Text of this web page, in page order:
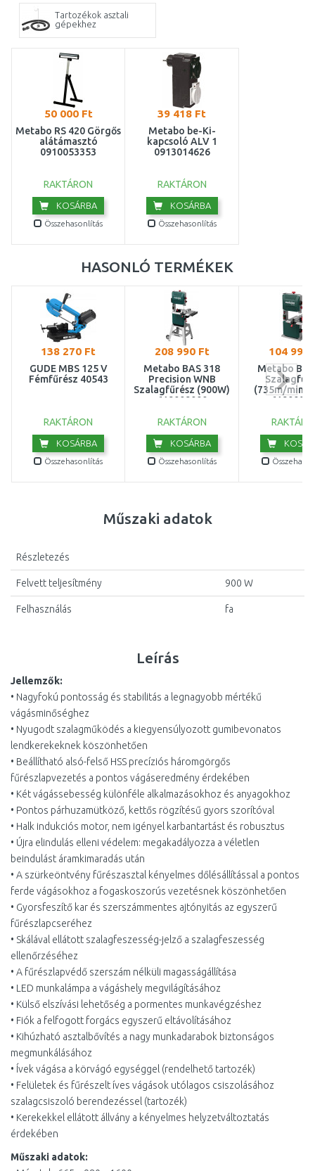
Tartozékok asztali
gépekhez
50 000 Ft
Metabo RS 420 Görgős
alátámasztó
0910053353
RAKTÁRON
KOSÁRBA
Összehasonlítás
39 418 Ft
Metabo be-Ki-
kapcsoló ALV 1
0913014626
RAKTÁRON
KOSÁRBA
Összehasonlítás
HASONLÓ TERMÉKEK
138 270 Ft
GÜDE MBS 125 V
Fémfűrész 40543
RAKTÁRON
KOSÁRBA
Összehasonlítás
208 990 Ft
Metabo BAS 318
Precision WNB
Szalagfűrész (900W)
619009000
RAKTÁRON
KOSÁRBA
Összehasonlítás
104 990
Metabo
(735m/min/
Leírás
Jellemzők:
• Nagyfokú pontosság és stabilitás a legnagyobb mértékű
vágásminőséghez
• Nyugodt szalagműködés a kiegyensúlyozott gumibevonatos
lendkerekeknek köszönhetően
• Beállítható alsó-felső HSS precíziós háromgörgős
fűrészlapvezetés a pontos vágáseredmény érdekében
• Két vágássebesség különféle alkalmazásokhoz és anyagokhoz
• Pontos párhuzamütköző, kettős rögzítésű gyors szorítóval
• Halk indukciós motor, nem igényel karbantartást és robusztus
• Újra elindulás elleni védelem: megakadályozza a véletlen
beindulást áramkimaradás után
• A szürkeöntvény fűrészasztal kényelmes dőlésállítással a pontos
ferde vágásokhoz a fogaskoszorús vezetésnek köszönhetően
• Gyorsfeszítő kar és szerszámmentes ajtónyitás az egyszerű
fűrészlapcseréhez
• Skálával ellátott szalagfeszesség-jelző a szalagfeszesség
ellenőrzéséhez
• A fűrészlapvédő szerszám nélküli magasságállítása
• LED munkalámpa a vágáshely megvilágításához
• Külső elszívási lehetőség a pormentes munkavégzéshez
• Fiók a felfogott forgács egyszerű eltávolításához
• Kihúzható asztalbővítés a nagy munkadarabok biztonságos
megmunkálásához
• Ívek vágása a körvágó egységgel (rendelhető tartozék)
• Felületek és fűrészelt íves vágások utólagos csiszolásához
szalagcsiszoló berendezéssel (tartozék)
• Kerekekkel ellátott állvány a kényelmes helyzetváltoztatás
érdekében
Műszaki adatok:
Műszaki adatok
Részletezés
Felvett teljesítmény 900 W
Felhasználás fa